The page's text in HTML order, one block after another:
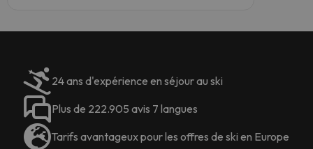
24 ans d'expérience en séjour au ski
Plus de 222.905 avis 7 langues
Tarifs avantageux pour les offres de ski en Europe